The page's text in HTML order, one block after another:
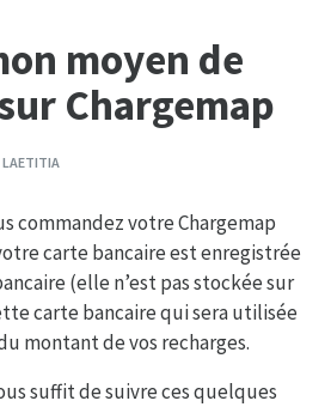
moyen de
Chargemap
LAETITIA
commandez votre Chargemap
carte bancaire est enregistrée
(elle n’est pas stockée sur
carte bancaire qui sera utilisée
montant de vos recharges.
suffit de suivre ces quelques